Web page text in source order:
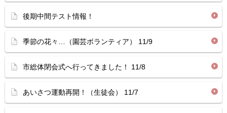
後期中間テスト情報！
季節の花々…（園芸ボランティア） 11/9
市総体閉会式へ行ってきました！ 11/8
あいさつ運動再開！（生徒会） 11/7